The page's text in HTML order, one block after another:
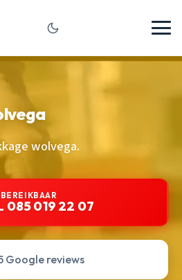
wolvega.
085 019 22 07
Google reviews